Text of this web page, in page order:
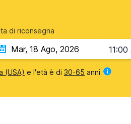
di riconsegna
11:00
(USA) e l'età è di 30-65 anni